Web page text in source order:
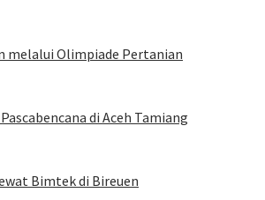
melalui Olimpiade Pertanian
di Aceh Tamiang
Bimtek di Bireuen